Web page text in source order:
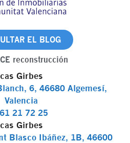
EL BLOG
reconstrucción
Girbes
6, 46680 Algemesí,
Valencia
21 72 25
Girbes
Blasco Ibáñez, 1B, 46600